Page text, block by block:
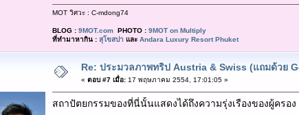
MOT วิศวะ : C-mdong74
BLOG : 9MOT.comPHOTO : 9MOT on Multiply
ที่ทำมาหากิน : สุโขสปา และ Andara Luxury Resort Phuket
Re: ประมวลภาพทริป Austria & Swiss (แถมด้วย
« ตอบ #7 เมื่อ:17 พฤษภาคม 2554, 17:01:05 »
สถาปัตยกรรมของที่นี่นั้นแสดงได้ถึงความรุ่งเรืองของผู้ครอง